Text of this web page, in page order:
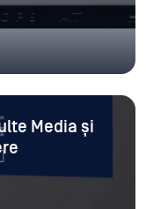
Media și